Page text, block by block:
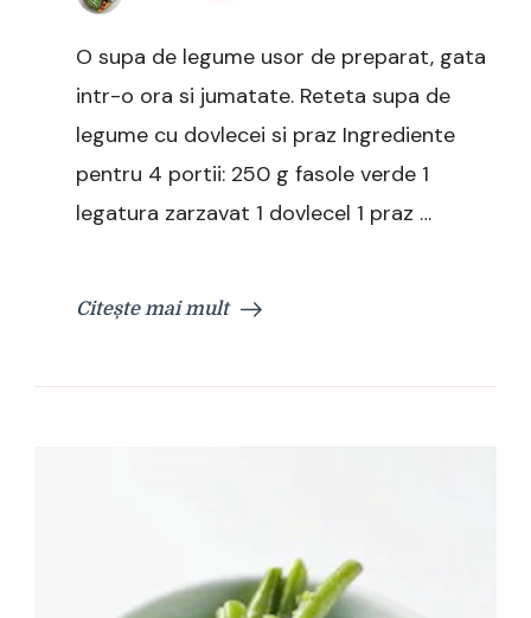
O supa de legume usor de preparat, gata
intr-o ora si jumatate. Reteta supa de
legume cu dovlecei si praz Ingrediente
pentru 4 portii: 250 g fasole verde 1
legatura zarzavat 1 dovlecel 1 praz …
Citește mai mult